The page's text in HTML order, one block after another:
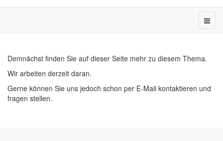
Demnächst finden Sie auf dieser Seite mehr zu diesem Thema.
Wir arbeiten derzeit daran.
Gerne können Sie uns jedoch schon per E-Mail kontaktieren und
fragen stellen.